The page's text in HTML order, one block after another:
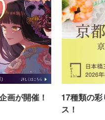
画が開催！
17種類の
ス！